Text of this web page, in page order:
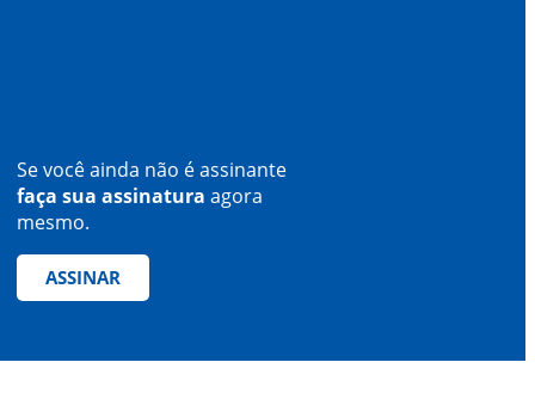
Se você ainda não é assinante
faça sua assinatura agora
mesmo.
ASSINAR